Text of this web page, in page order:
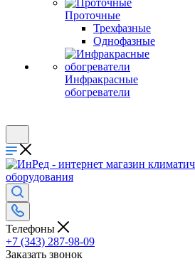
Проточные
Трехфазные
Однофазные
Инфракрасные
обогреватели
Телефоны
+7 (343) 287-98-09
Заказать звонок